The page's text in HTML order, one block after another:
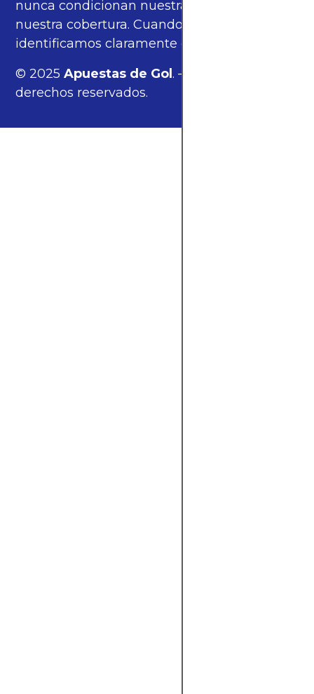
nunca condicionan nuestras opiniones ni
nuestra cobertura. Cuando corresponde,
identificamos claramente estos enlaces.
© 2025Apuestas de Gol. — Todos los
derechos reservados.